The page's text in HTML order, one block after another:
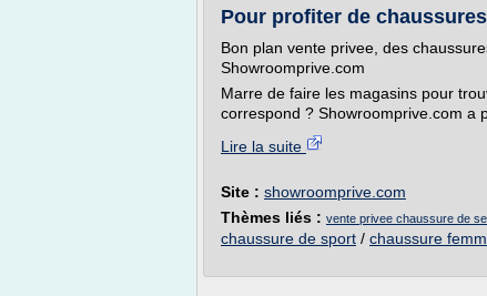
Pour profiter de
Bon plan vente privee, des
Showroomprive.com
Marre de faire les magasins pour
correspond ? Showroomprive.com a
Lire la suite
Site : showroomprive.com
Thèmes liés : vente privee chaussure de
chaussure de sport / chaussure